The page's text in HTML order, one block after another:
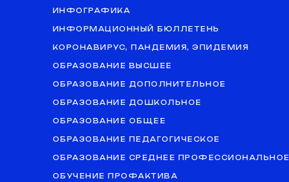
ИНФОГРАФИКА
ИНФОРМАЦИОННЫЙ БЮЛЛЕТЕНЬ
КОРОНАВИРУС, ПАНДЕМИЯ, ЭПИДЕМИЯ
ОБРАЗОВАНИЕ ВЫСШЕЕ
ОБРАЗОВАНИЕ ДОПОЛНИТЕЛЬНОЕ
ОБРАЗОВАНИЕ ДОШКОЛЬНОЕ
ОБРАЗОВАНИЕ ОБЩЕЕ
ОБРАЗОВАНИЕ ПЕДАГОГИЧЕСКОЕ
ОБРАЗОВАНИЕ СРЕДНЕЕ ПРОФЕССИОНАЛЬНОЕ
ОБУЧЕНИЕ ПРОФАКТИВА